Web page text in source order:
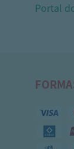
Portal